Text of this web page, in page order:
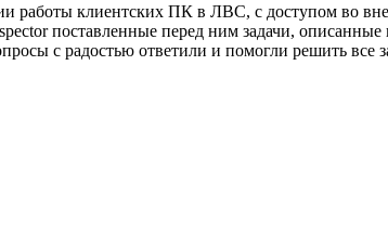
работы клиентских ПК в ЛВС, с доступом во
поставленные перед ним задачи,
с радостью ответили и помогли решить